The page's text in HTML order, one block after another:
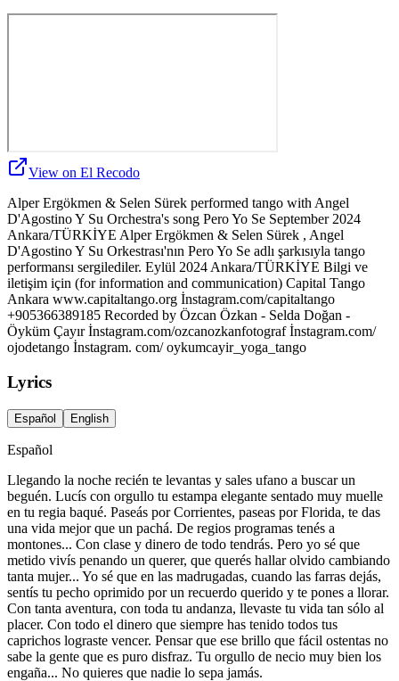
View on El Recodo
Alper Ergökmen & Selen Sürek performed tango with Angel
D'Agostino Y Su Orchestra's song Pero Yo Se September 2024
Ankara/TÜRKİYE Alper Ergökmen & Selen Sürek , Angel
D'Agostino Y Su Orkestrası'nın Pero Yo Se adlı şarkısıyla tango
performansı sergilediler. Eylül 2024 Ankara/TÜRKİYE Bilgi ve
iletişim için (for information and communication) Capital Tango
Ankara www.capitaltango.org İnstagram.com/capitaltango
+905366389185 Recorded by Özcan Özkan - Selda Doğan -
Öyküm Çayır İnstagram.com/ozcanozkanfotograf İnstagram.com/
ojodetango İnstagram. com/ oykumcayir_yoga_tango
Lyrics
Español English
Español
Llegando la noche recién te levantas y sales ufano a buscar un
beguén. Lucís con orgullo tu estampa elegante sentado muy muelle
en tu regia baqué. Paseás por Corrientes, paseas por Florida, te das
una vida mejor que un pachá. De regios programas tenés a
montones... Con clase y dinero de todo tendrás. Pero yo sé que
metido vivís penando un querer, que querés hallar olvido cambiando
tanta mujer... Yo sé que en las madrugadas, cuando las farras dejás,
sentís tu pecho oprimido por un recuerdo querido y te pones a llorar.
Con tanta aventura, con toda tu andanza, llevaste tu vida tan sólo al
placer. Con todo el dinero que siempre has tenido todos tus
caprichos lograste vencer. Pensar que ese brillo que fácil ostentas no
sabe la gente que es puro disfraz. Tu orgullo de necio muy bien los
engaña... No quieres que nadie lo sepa jamás.